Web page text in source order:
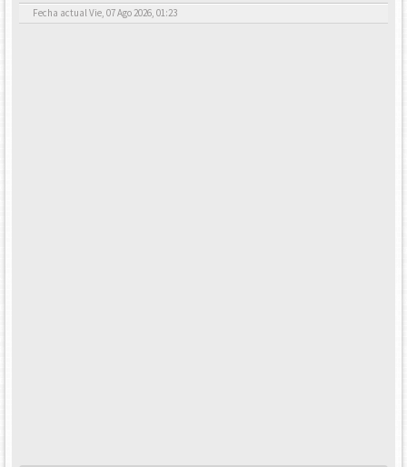
Fecha actual Vie, 07 Ago 2026, 01:23